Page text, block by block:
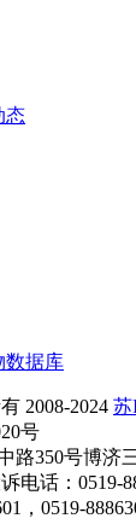
态
数据库
2008-2024 苏
号
路350号博济
电话：0519-
，0519-